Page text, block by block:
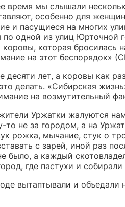
время мы слышали
особенно для
и пасущиеся на многих
одной из улиц Юрточной
коровы, которая бросилась
на этот беспорядок»
десяти лет, а коровы как
делать. «Сибирская
на возмутительный
Уржатки жалуются
то не за городом, а на
рожка, мычание, стук о
с зарей, иной раз
было, а каждый
где пастухи и
вытаптывали и объедали